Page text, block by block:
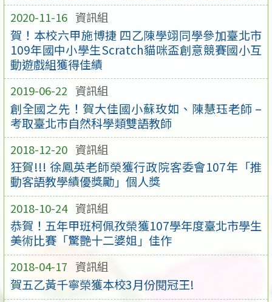
2020-11-16 資訊組
賀！本校六甲施博捷 四乙陳學翊同學參加臺北市
109年國中小學生Scratch貓咪盃創意競賽國小互
動遊戲組獲得佳績
2019-06-22 資訊組
創全國之先！賀大佳國小蘇玫如、陳慧珏老師 –
考取臺北市自然科學類雙語教師
2018-12-20 資訊組
狂賀!!! 徐鳳英老師榮獲行政院客委會107年「推
動客語教學績優獎勵」個人獎
2018-10-24 資訊組
恭賀！五年甲班柯佩孜榮獲107學年度臺北市學生
美術比賽「驚艷十二婆姐」佳作
2018-04-17 資訊組
賀五乙黃千寧榮獲本校3月份閱冠王!